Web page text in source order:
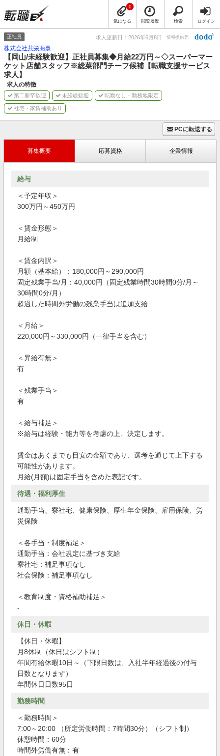
気になる
0
閲覧履歴 検索 ログイン
正社員 求人更新日：2026年6月8日 情報提供元
株式会社共栄商事
【岡山/未経験歓迎】正社員募集◆月給22万円～◇スーパーマー
ケット店舗スタッフ※総菜部門チーフ候補【転職支援サービス
求人】
求人の特徴
第二新卒歓迎 未経験歓迎 転勤なし・勤務地限定
社宅・家賃補助あり
PCに転送する
募集概要 応募資格 企業情報
給与
＜予定年収＞
300万円～450万円
＜賃金形態＞
月給制
＜賃金内訳＞
月額（基本給）：180,000円～290,000円
固定残業手当/月：40,000円（固定残業時間30時間0分/月～
30時間0分/月）
超過した時間外労働の残業手当は追加支給
＜月給＞
220,000円～330,000円（一律手当を含む）
＜昇給有無＞
有
＜残業手当＞
有
＜給与補足＞
※給与は経験・能力等を考慮の上、決定します。
賃金はあくまでも目安の金額であり、選考を通じて上下する
可能性があります。
月給(月額)は固定手当を含めた表記です。
待遇・福利厚生
通勤手当、寮社宅、健康保険、厚生年金保険、雇用保険、労
災保険
＜各手当・制度補足＞
通勤手当：会社規定に基づき支給
寮社宅：補足事項なし
社会保険：補足事項なし
＜教育制度・資格補助補足＞
-
休日・休暇
【休日・休暇】
月8休制（休日はシフト制）
年間有給休暇10日～（下限日数は、入社半年経過後の付与
日数となります）
年間休日日数95日
勤務時間
＜勤務時間＞
7:00～20:00 （所定労働時間：7時間30分）（シフト制）
休憩時間：60分
時間外労働有無：有